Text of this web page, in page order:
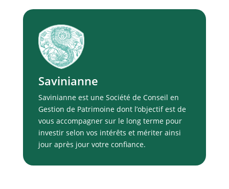
Savinianne
Savinianne est une Société de Conseil en
Gestion de Patrimoine dont l’objectif est de
vous accompagner sur le long terme pour
investir selon vos intérêts et mériter ainsi
jour après jour votre confiance.